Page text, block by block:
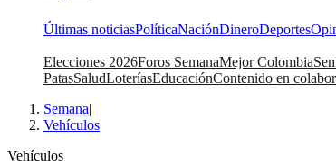
Últimas noticiasPolíticaNaciónDineroDeportes
Elecciones 2026Foros SemanaMejor Colombia
PatasSaludLoteríasEducaciónContenido en
Semana|
Vehículos
Vehículos